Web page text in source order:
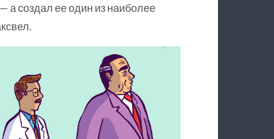
а создал ее один из наиболее